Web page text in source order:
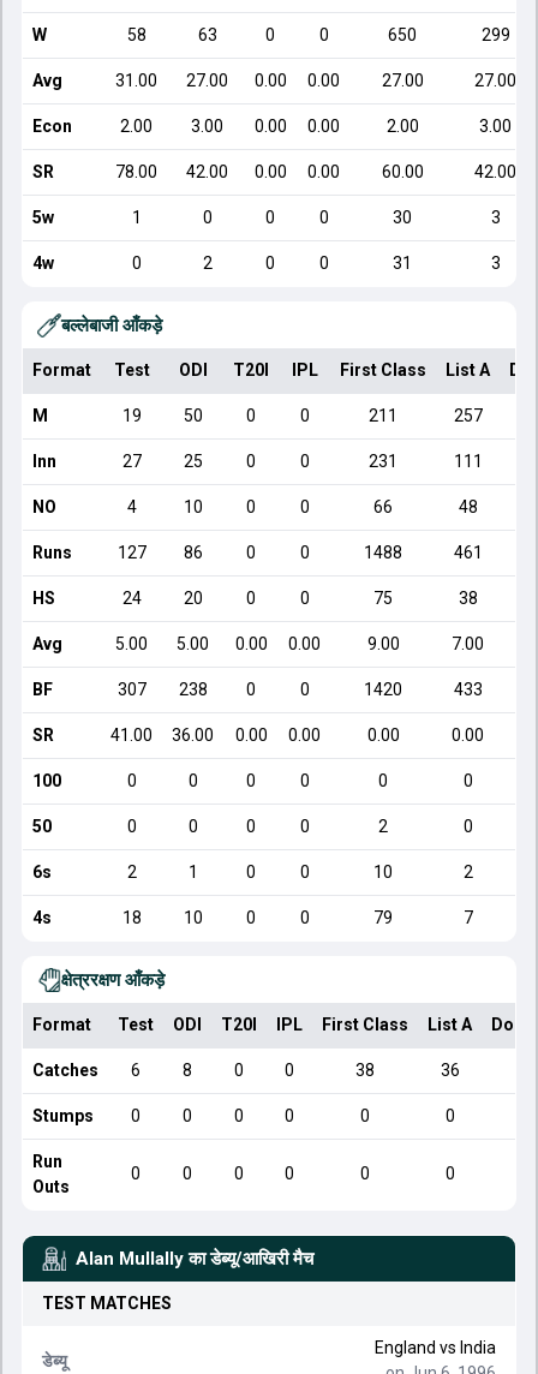
W 58 63 0 0 650 299
Avg 31.00 27.00 0.00 0.00 27.00 27.00
Econ 2.00 3.00 0.00 0.00 2.00 3.00
SR 78.00 42.00 0.00 0.00 60.00 42.00
5w 1 0 0 0 30 3
4w 0 2 0 0 31 3
बल्लेबाजी आँकड़े
Format Test ODI T20I IPL First Class List A
M 19 50 0 0 211 257
Inn 27 25 0 0 231 111
NO 4 10 0 0 66 48
Runs 127 86 0 0 1488 461
HS 24 20 0 0 75 38
Avg 5.00 5.00 0.00 0.00 9.00 7.00
BF 307 238 0 0 1420 433
SR 41.00 36.00 0.00 0.00 0.00 0.00
100 0 0 0 0 0 0
50 0 0 0 0 2 0
6s 2 1 0 0 10 2
4s 18 10 0 0 79 7
क्षेत्ररक्षण आँकड़े
Format Test ODI T20I IPL First Class List A
Catches 6 8 0 0 38 36
Stumps 0 0 0 0 0 0
Run
Outs
0 0 0 0 0 0
Alan Mullally का डेब्यू/आखिरी मैच
TEST MATCHES
डेब्यू
England vs India